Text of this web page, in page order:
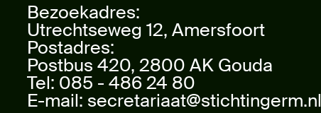
Bezoekadres:
Utrechtseweg 12, Amersfoort
Postadres:
Postbus 420, 2800 AK Gouda
Tel: 085 - 486 24 80
E-mail: secretariaat@stichtingerm.nl